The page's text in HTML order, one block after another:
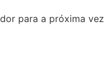
para a próxima vez